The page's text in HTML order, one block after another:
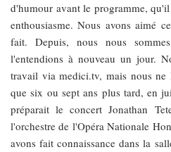
d'humour avant le programme,
enthousiasme. Nous avons aimé
fait. Depuis, nous nous
l'entendions à nouveau un jour.
travail via medici.tv, mais nous ne
que six ou sept ans plus tard, en
préparait le concert Jonathan
l'orchestre de l'Opéra Nationale
avons fait connaissance dans la